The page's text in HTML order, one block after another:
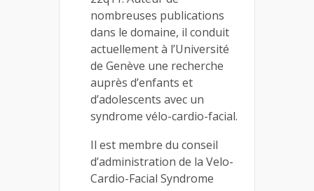
nombreuses publications
dans le domaine, il conduit
actuellement à l’Université
de Genève une recherche
auprès d’enfants et
d’adolescents avec un
syndrome vélo-cardio-facial.
Il est membre du conseil
d’administration de la Velo-
Cardio-Facial Syndrome